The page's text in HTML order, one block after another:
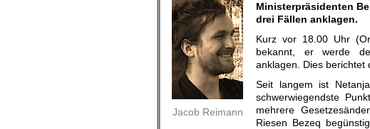
Jacob Reimann
Ministerpräsidenten
drei Fällen anklagen.
Kurz vor 18.00 Uhr
bekannt, er werde
anklagen. Dies berichtet
Seit langem ist
schwerwiegendste
mehrere
Riesen Bezeq